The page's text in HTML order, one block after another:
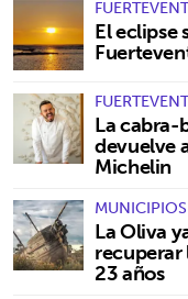
El eclipse
La cabra-
devuelve
Michelin
MUNICIPIOS
La Oliva
recuperar
23 años